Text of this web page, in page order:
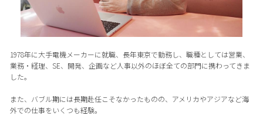
1978年に大手電機メーカーに就職、長年東京で勤務し、職種としては営業、
業務・経理、SE、開発、企画など人事以外のほぼ全ての部門に携わってきま
した。
また、バブル期には長期赴任こそなかったものの、アメリカやアジアなど海
外での仕事をいくつも経験。